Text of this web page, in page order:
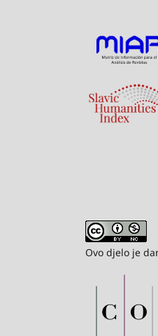
Ovo djelo je